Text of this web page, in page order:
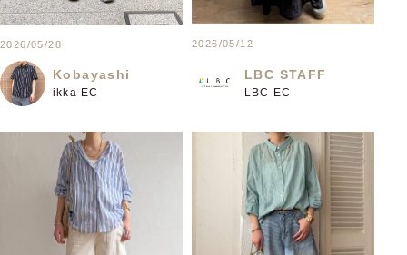
2026/05/28
Kobayashi
ikka EC
2026/05/12
LBC STAFF
LBC EC